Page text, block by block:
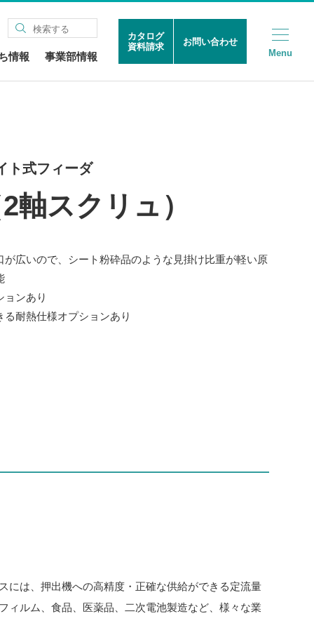
情報 事業部情報
カタログ
資料請求
お問い合わせ
Menu
ト式フィーダ
軸スクリュ）
が広いので、シート粉砕品のような見掛け比重が軽い原
ョンあり
耐熱仕様オプションあり
には、押出機への高精度・正確な供給ができる定流量
ィルム、食品、医薬品、二次電池製造など、様々な業